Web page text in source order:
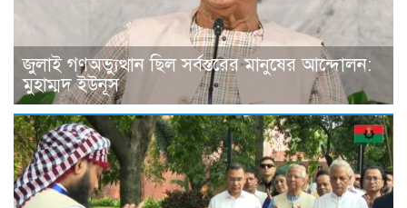
জুলাই গণঅভ্যুত্থান ছিল সর্বস্তরের মানুষের আন্দোলন:
মুহাম্মদ ইউনূস